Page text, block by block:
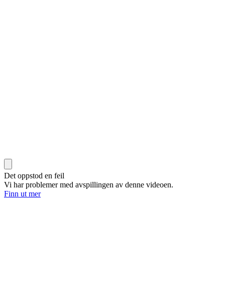
Det oppstod en feil
Vi har problemer med avspillingen av denne videoen.
Finn ut mer